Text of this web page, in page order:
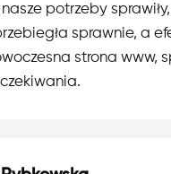
potrzeby
sprawnie, a
strona www,